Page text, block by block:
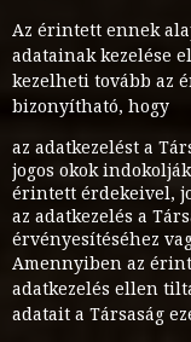
Az érintett ennek
adatainak kezelése
kezelheti tovább az
bizonyítható, hogy
az adatkezelést a
jogos okok
érintett érdekeivel,
az adatkezelés a
érvényesítéséhez
Amennyiben az
adatkezelés ellen
adatait a Társaság